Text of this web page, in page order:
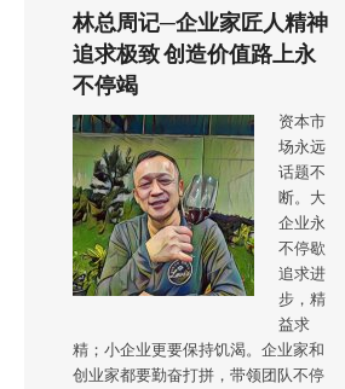
林总周记─企业家匠人精神
追求极致 创造价值路上永
不停竭
资本市
场永远
话题不
断。大
企业永
不停歇
追求进
步，精
益求
精；小企业更要保持饥渴。企业家和
创业家都要勤奋打拼，带领团队不停